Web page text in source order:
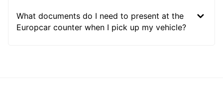
What documents do I need to present at the
Europcar counter when I pick up my vehicle?